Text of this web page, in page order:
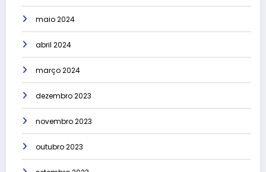
maio 2024
abril 2024
março 2024
dezembro 2023
novembro 2023
outubro 2023